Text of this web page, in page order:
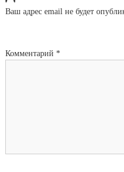
Ваш адрес email не будет
Комментарий *